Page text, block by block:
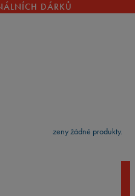
DÁRKŮ
Nebyly nalezeny žádné produkty.